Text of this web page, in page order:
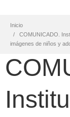
Inicio
COMUNICADO.
imágenes de niños y